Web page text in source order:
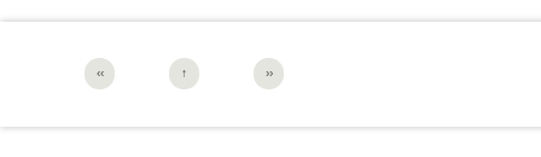
‹‹ ↑ ››